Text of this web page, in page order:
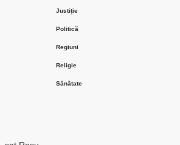
Justiție
Politică
Regiuni
Religie
Sănătate